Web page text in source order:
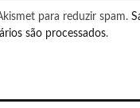
para reduzir spam.
são processados.